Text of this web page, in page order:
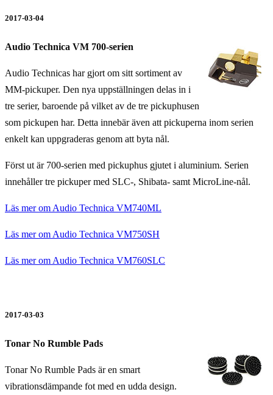
2017-03-04
Audio Technica VM 700-serien
Audio Technicas har gjort om sitt sortiment av
MM-pickuper. Den nya uppställningen delas in i
tre serier, baroende på vilket av de tre pickuphusen
som pickupen har. Detta innebär även att pickuperna inom serien
enkelt kan uppgraderas genom att byta nål.
Först ut är 700-serien med pickuphus gjutet i aluminium. Serien
innehåller tre pickuper med SLC-, Shibata- samt MicroLine-nål.
Läs mer om Audio Technica VM740ML
Läs mer om Audio Technica VM750SH
Läs mer om Audio Technica VM760SLC
2017-03-03
Tonar No Rumble Pads
Tonar No Rumble Pads är en smart
vibrationsdämpande fot med en udda design.